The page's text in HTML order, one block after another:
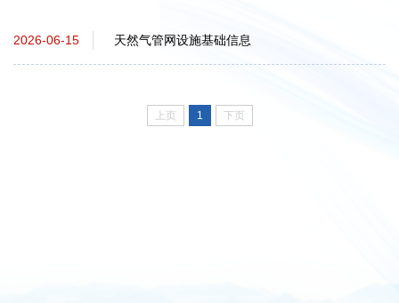
2026-06-15 天然气管网设施基础信息
上页 1 下页